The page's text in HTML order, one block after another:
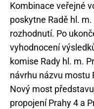
Kombinace veřejné
poskytne Radě hl.
rozhodnutí. Po
vyhodnocení
komise Rady hl. m.
návrhu názvu mostu
Nový most
propojení Prahy 4 a